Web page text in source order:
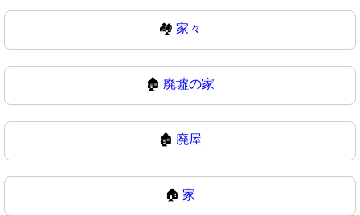
🏘 家々
🏚️ 廃墟の家
🏚 廃屋
🏠 家